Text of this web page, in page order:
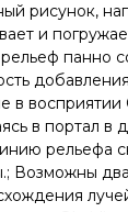
рисунок,
и
панно
в
в портал в
рельефа
Возможны